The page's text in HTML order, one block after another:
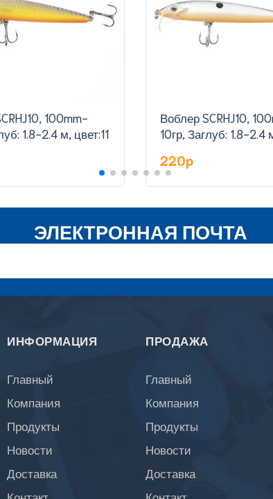
100mm-
1.8-2.4 м, цвет:11
Воблер SCRHJ10,
10гр, Заглуб: 1.8-2.4
220p
ЭЛЕКТРОННАЯ ПОЧТА
ИНФОРМАЦИЯ
Главный
Компания
Продукты
Новости
Доставка
ПРОДАЖА
Главный
Компания
Продукты
Новости
Доставка